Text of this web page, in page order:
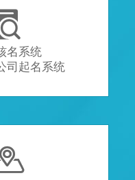
名系统
司起名系统